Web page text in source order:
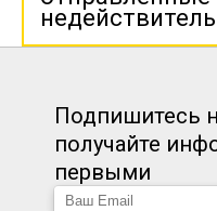
Подпишитесь
получайте
первыми